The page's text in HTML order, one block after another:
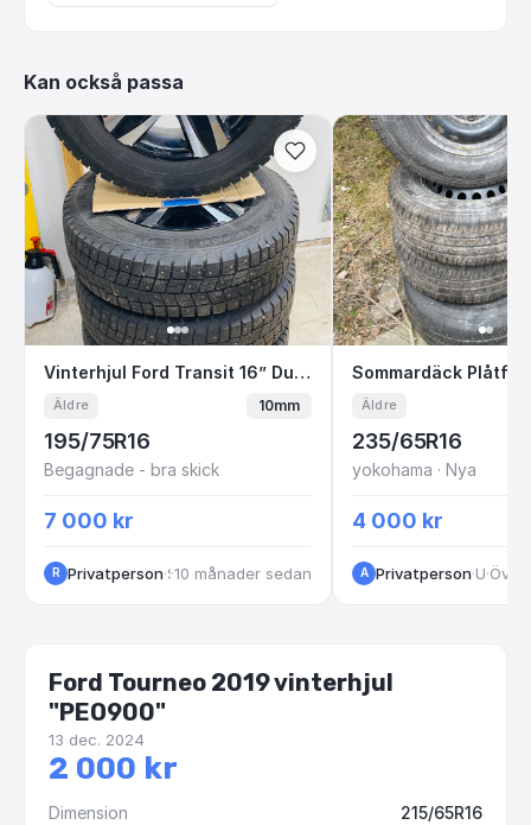
Kan också passa
Vinterhjul Ford Transit 16” Dubb
Vinterhjul Ford Transit 16” Dubb
Äldre 10mm
195/75R16
Begagnade - bra skick
7 000 kr
R Privatperson· Strängnäs
·10 månader sedan
Sommardäck
Sommardäck
Äldre
235/65R16
yokohama · Nya
4 000 kr
A Privatperson· Umeå
·Över
Ford Tourneo 2019 vinterhjul
"PEO900"
13 dec. 2024
2 000 kr
Dimension
215/65R16